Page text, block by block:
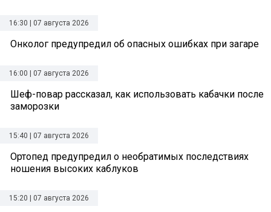
16:30 | 07 августа 2026
Онколог предупредил об опасных ошибках при загаре
16:00 | 07 августа 2026
Шеф-повар рассказал, как использовать кабачки после
заморозки
15:40 | 07 августа 2026
Ортопед предупредил о необратимых последствиях
ношения высоких каблуков
15:20 | 07 августа 2026